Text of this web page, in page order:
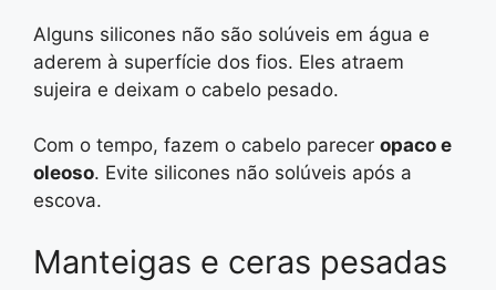
Alguns silicones não são solúveis em água e
aderem à superfície dos fios. Eles atraem
sujeira e deixam o cabelo pesado.
Com o tempo, fazem o cabelo parecer opaco e
oleoso. Evite silicones não solúveis após a
escova.
Manteigas e ceras pesadas